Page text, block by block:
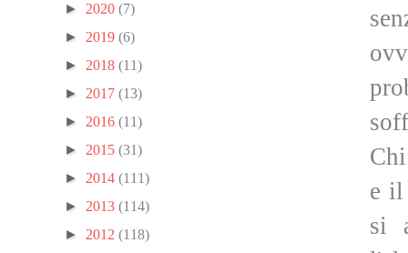
e il
si
► 2020 (7)
► 2019 (6)
► 2018 (11)
► 2017 (13)
► 2016 (11)
► 2015 (31)
► 2014 (111)
► 2013 (114)
► 2012 (118)